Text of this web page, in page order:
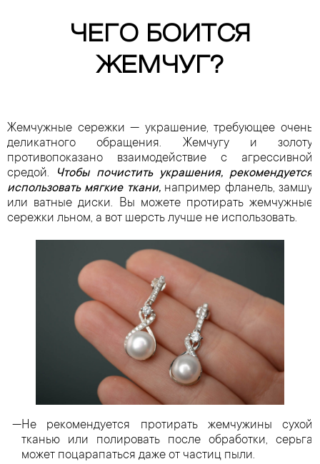
ЧЕГО БОИТСЯ
ЖЕМЧУГ?
Жемчужные сережки — украшение, требующее очень
деликатного обращения. Жемчугу и золоту
противопоказано взаимодействие с агрессивной
средой. Чтобы почистить украшения, рекомендуется
использовать мягкие ткани,например фланель, замшу
или ватные диски. Вы можете протирать жемчужные
сережки льном, а вот шерсть лучше не использовать.
Не рекомендуется протирать жемчужины сухой
тканью или полировать после обработки, серьга
может поцарапаться даже от частиц пыли.